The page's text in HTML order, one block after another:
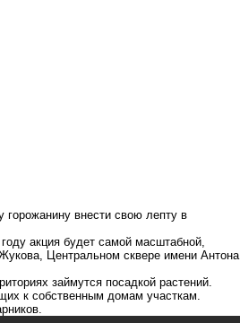
внести свою лепту в
акция будет самой масштабной,
Центральном сквере имени Антона
займутся посадкой растений.
к собственным домам участкам.